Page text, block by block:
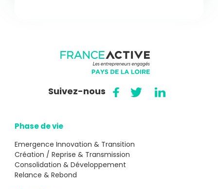
Suivez-nous
Phase de vie
Emergence Innovation & Transition
Création / Reprise & Transmission
Consolidation & Développement
Relance & Rebond